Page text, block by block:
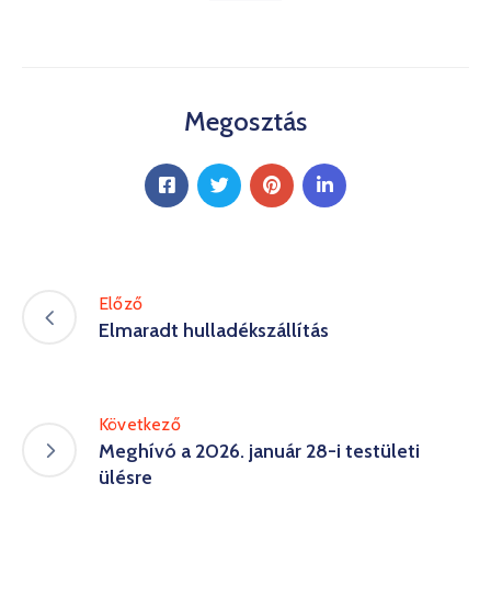
Megosztás
Előző
Elmaradt hulladékszállítás
Következő
Meghívó a 2026. január 28-i testületi
ülésre